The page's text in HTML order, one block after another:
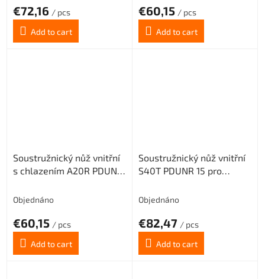
€72,16 / pcs
Add to cart
€60,15 / pcs
Add to cart
Soustružnický nůž vnitřní
s chlazením A20R PDUNL
1104.. (levý)
Objednáno
€60,15 / pcs
Add to cart
Soustružnický nůž vnitřní
S40T PDUNR 15 pro
(pravý)
Objednáno
€82,47 / pcs
Add to cart